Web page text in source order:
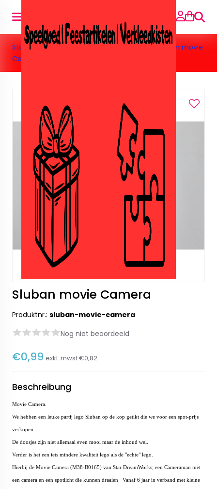
Suche
Startseite» Speelgoed»Nep lego/Sluban»Sluban movie
Camera
Sluban movie Camera
Produktnr.: sluban-movie-camera
Nog niet beoordeeld
€0,99 exkl. mwst€0,82
Beschreibung
Movie Camera.
We hebben een leuke partij lego Sluban op de kop getikt die we voor een spot-prijs
verkopen.
De doosjes zijn niet allemaal even mooi maar de inhoud wel.
Verder is het een iets mindere kwaliteit lego als de "echte" lego.
Hierbij de Movie Camera (M38-B0165) van Star DreamWorks; een Cameraman met
een camera en een spotlicht die kunnen draaien Vanaf 6 jaar in verband met kleine